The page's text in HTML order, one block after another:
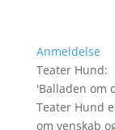
Anmeldelse
Teater Hund:
'Balladen om
Teater Hund
om venskab